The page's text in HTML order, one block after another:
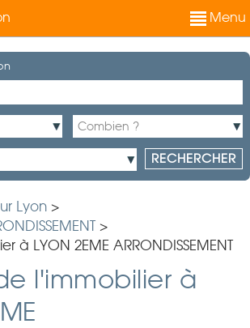
Menu
Lyon >
>
à LYON 2EME ARRONDISSEMENT
l'immobilier à